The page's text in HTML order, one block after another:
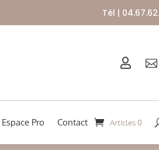
Tél |
 
Espace Pro Contact Articles 0